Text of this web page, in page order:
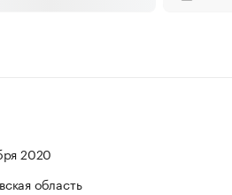
2020
область